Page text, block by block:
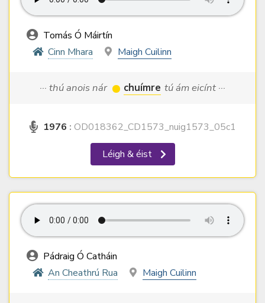
Tomás Ó Máirtín
Cinn Mhara
Maigh Cuilinn
··· thú anois nár chuímre tú ám eicínt ···
1976 : OD018362_CD1573_nuig1573_05c1
Léigh & éist
Pádraig Ó Catháin
An Cheathrú Rua
Maigh Cuilinn